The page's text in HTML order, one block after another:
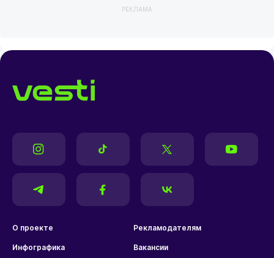
РЕКЛАМА
О проекте Рекламодателям
Инфографика Вакансии